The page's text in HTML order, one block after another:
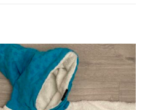
à mes
articles
favoris